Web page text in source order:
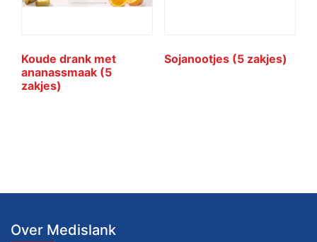
Koude drank met
ananassmaak (5
zakjes)
Sojanootjes (5 zakjes)
Over Medislank